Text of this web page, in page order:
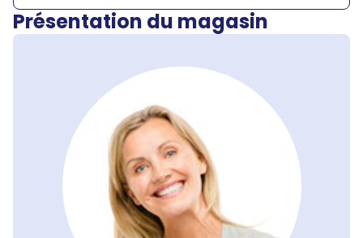
Présentation du magasin